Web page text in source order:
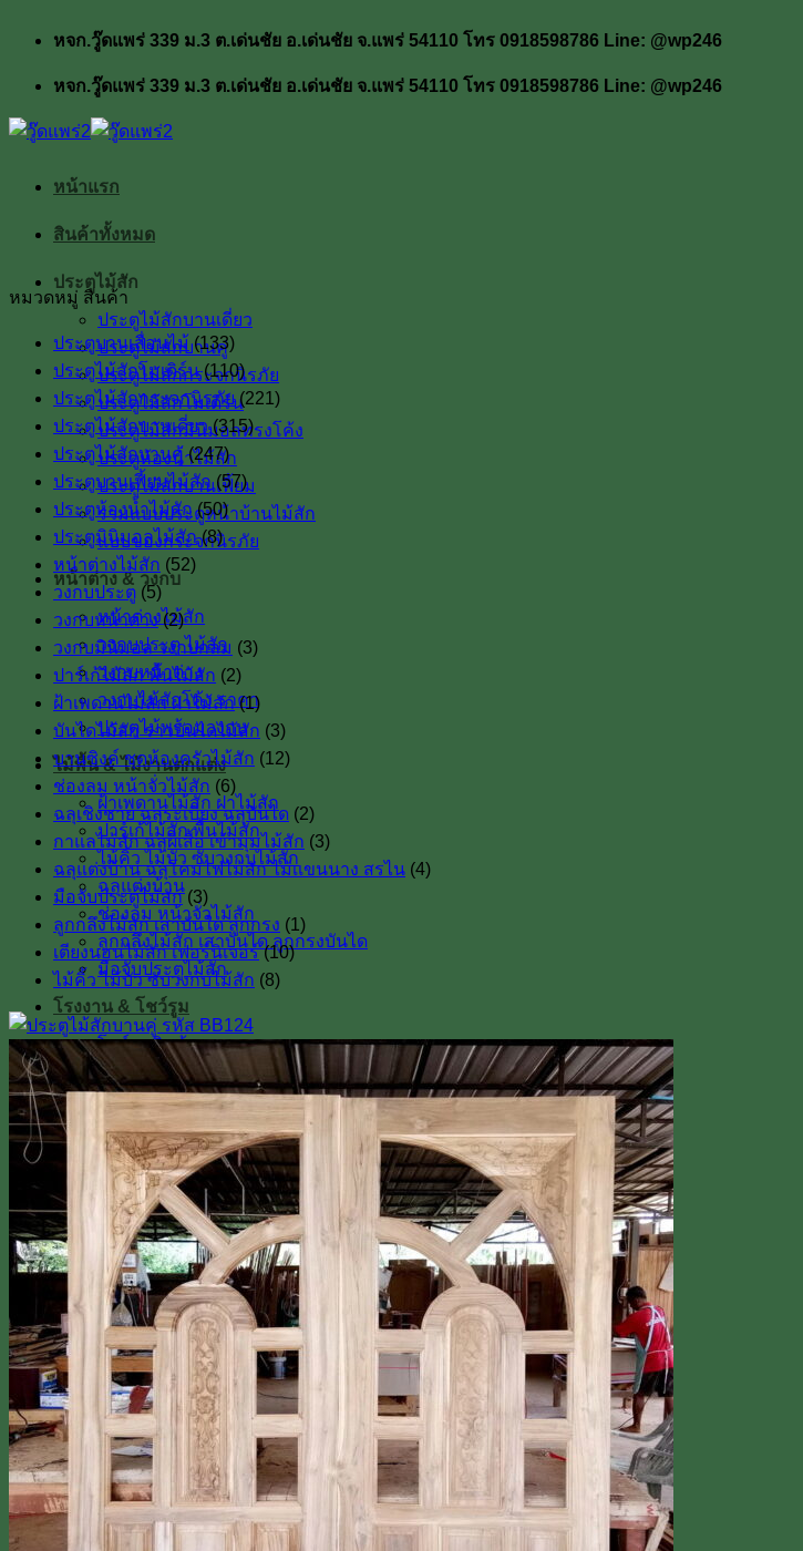
หจก.วู๊ดแพร่ 339 ม.3 ต.เด่นชัย อ.เด่นชัย จ.แพร่ 54110 โทร 0918598786 Line: @wp246
หจก.วู๊ดแพร่ 339 ม.3 ต.เด่นชัย อ.เด่นชัย จ.แพร่ 54110 โทร 0918598786 Line: @wp246
หน้าแรก
สินค้าทั้งหมด
ประตูไม้สัก
ประตูไม้สักบานเดี่ยว
ประตูไม้สักบานคู่
ประตูไม้สักกระจกนิรภัย
ประตูไม้สักโมเดิร์น
ประตูไม้สักมินิมอลทรงโค้ง
ประตูห้องน้ำไม้สัก
ประตูไม้สักบานเฟี้ยม
รวมแบบประตูหน้าบ้านไม้สัก
แบบของกระจกนิรภัย
หน้าต่าง & วงกบ
หน้าต่างไม้สัก
วงกบประตู ไม้สัก
วงกบหน้าต่าง
วงกบไม้สักโค้ง ราคา
ประตูไม้พร้อมวงกบ
ไม้พื้น & ไม้งานตกแต่ง
ฝ้าเพดานไม้สัก ฝาไม้สัก
ปาร์เก้ไม้สัก พื้นไม้สัก
ไม้คิ้ว ไม้บัว ซับวงกบไม้สัก
ฉลุแต่งบ้าน
ช่องลม หน้าจั่วไม้สัก
ลูกกลึงไม้สัก เสาบันได ลูกกรงบันได
มือจับประตูไม้สัก
โรงงาน & โชว์รูม
โชว์รูมสินค้า
เตาอบไม้สัก
เกรดไม้สัก
เกี่ยวกับเรา
ค่าทำสี
การขนส่ง
บทความ
สินค้าโปรโมชั่น
ผลงานติดตั้งจริง / รีวิว
ติดต่อเรา
Line
โทร 0918598786
Line
หมวดหมู่ สินค้า
ประตูบานเลื่อนไม้ (133)
ประตูไม้สักโมเดิร์น (110)
ประตูไม้สักกระจกนิรภัย (221)
ประตูไม้สักบานเดี่ยว (315)
ประตูไม้สักบานคู่ (247)
ประตูบานเฟี้ยมไม้สัก (57)
ประตูห้องน้ำไม้สัก (50)
ประตูมินิมอลไม้สัก (8)
หน้าต่างไม้สัก (52)
วงกบประตู (5)
วงกบหน้าต่าง (2)
วงกบมินิมอล วงกบกลม (3)
ปาร์เก้ไม้สัก พื้นไม้สัก (2)
ฝ้าเพดานไม้สัก ฝาไม้สัก (1)
บันไดไม้สัก ราวบันไดไม้สัก (3)
บานซิงค์ ชุดห้องครัวไม้สัก (12)
ช่องลม หน้าจั่วไม้สัก (6)
ฉลุเชิงชาย ฉลุระเบียง ฉลุบันได (2)
กาแลไม้สัก ฉลุผีเสื้อ เข้ามุมไม้สัก (3)
ฉลุแต่งบ้าน ฉลุโคมไฟไม้สัก ไม้เเขนนาง สรไน (4)
มือจับประตูไม้สัก (3)
ลูกกลึงไม้สัก เสาบันใด ลูกกรง (1)
เตียงนอนไม้สัก เฟอร์นิเจอร์ (10)
ไม้คิ้ว ไม้บัว ซับวงกบไม้สัก (8)